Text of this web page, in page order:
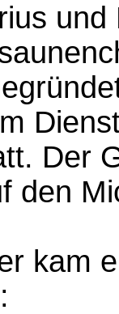
und
Der
den
kam